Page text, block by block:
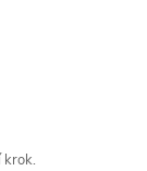
krok.